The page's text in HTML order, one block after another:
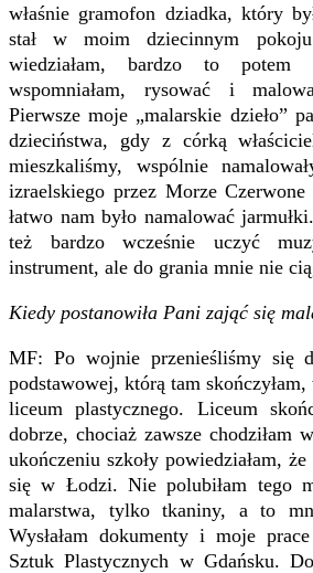
właśnie gramofon dziadka, który
stał w moim dziecinnym
wiedziałam, bardzo to potem
wspomniałam, rysować i
Pierwsze moje „malarskie dzieło”
dzieciństwa, gdy z córką
mieszkaliśmy, wspólnie
izraelskiego przez Morze
łatwo nam było namalować
też bardzo wcześnie uczyć
instrument, ale do grania mnie nie
Kiedy postanowiła Pani zająć się
MF: Po wojnie przenieśliśmy się
podstawowej, którą tam
liceum plastycznego. Liceum
dobrze, chociaż zawsze chodziłam
ukończeniu szkoły powiedziałam,
się w Łodzi. Nie polubiłam tego
malarstwa, tylko tkaniny, a to
Wysłałam dokumenty i moje
Sztuk Plastycznych w Gdańsku.